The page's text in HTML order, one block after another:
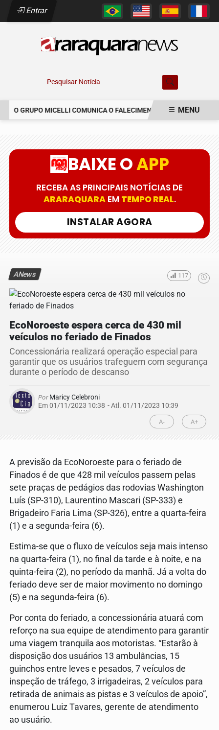
Entrar
Pesquisar Notícia
O GRUPO MICELLI COMUNICA O FALECIMENTO DO SR. MARCELO
MENU
BAIXE OAPP
RECEBA AS PRINCIPAIS NOTÍCIAS DE
ARARAQUARAEM TEMPO REAL.
INSTALAR AGORA
ANews 117
EcoNoroeste espera cerca de 430 mil
veículos no feriado de Finados
Concessionária realizará operação especial para
garantir que os usuários trafeguem com segurança
durante o período de descanso
PorMaricy Celebroni
Em 01/11/2023 10:38 - Atl. 01/11/2023 10:39
A- A+
A previsão da EcoNoroeste para o feriado de
Finados é de que 428 mil veículos passem pelas
sete praças de pedágios das rodovias Washington
Luís (SP-310), Laurentino Mascari (SP-333) e
Brigadeiro Faria Lima (SP-326), entre a quarta-feira
(1) e a segunda-feira (6).
Estima-se que o fluxo de veículos seja mais intenso
na quarta-feira (1), no final da tarde e à noite, e na
quinta-feira (2), no período da manhã. Já a volta do
feriado deve ser de maior movimento no domingo
(5) e na segunda-feira (6).
Por conta do feriado, a concessionária atuará com
reforço na sua equipe de atendimento para garantir
uma viagem tranquila aos motoristas. “Estarão à
disposição dos usuários 13 ambulâncias, 15
guinchos entre leves e pesados, 7 veículos de
inspeção de tráfego, 3 irrigadeiras, 2 veículos para
retirada de animais as pistas e 3 veículos de apoio”,
enumerou Luiz Tavares, gerente de atendimento
ao usuário.